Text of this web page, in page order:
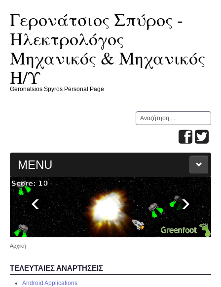
Γερονάτσιος Σπύρος -
Ηλεκτρολόγος
Μηχανικός & Μηχανικός
Η/Υ
Geronatsios Spyros Personal Page
Αναζήτηση...
MENU
ΑΡΧΙΚΗ
ΕΡΓΑΣΙΕΣ ΜΑΘΗΤΩΝ
ΠΡΟΓΡΑΜΜΑΤΙΣΜΟΣ
ANDROID
Αρχική
ΤΕΛΕΥΤΑΙΕΣ ΑΝΑΡΤΗΣΕΙΣ
Android Applications